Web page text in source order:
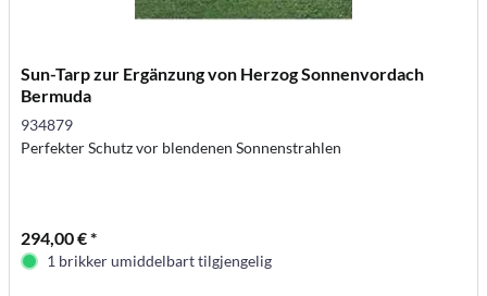
Sun-Tarp zur Ergänzung von Herzog Sonnenvordach
Bermuda
934879
Perfekter Schutz vor blendenen Sonnenstrahlen
294,00 € *
1 brikker umiddelbart tilgjengelig